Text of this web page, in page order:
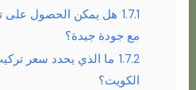
1.7.1 هل يمكن الحصول على
مع جودة جيدة؟
1.7.2 ما الذي يحدد سعر
الكويت؟